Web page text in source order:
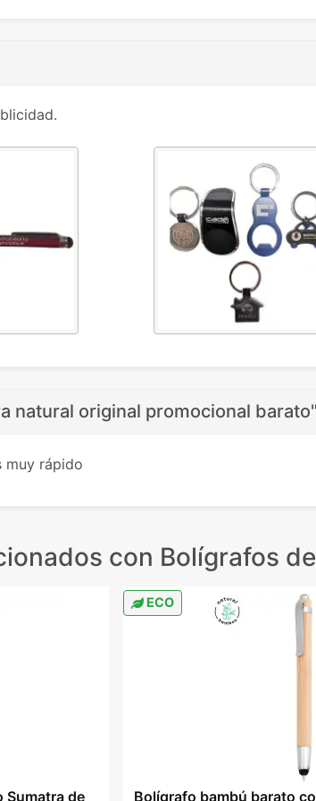
natural original promocional
muy rápido
con Bolígrafos
Sumatra de
ECO
Bolígrafo bambú barato